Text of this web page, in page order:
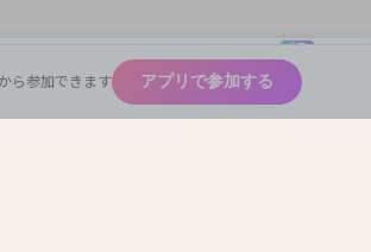
Auto Match
注目
広めたい
神ゲー
ら参加できます アプリで参加する